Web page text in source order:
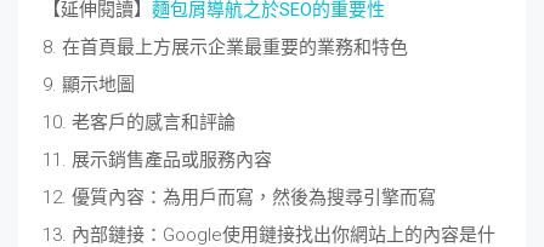
【延伸閱讀】 麵包屑導航之於SEO的重要性
8. 在首頁最上方展示企業最重要的業務和特色
9. 顯示地圖
10. 老客戶的感言和評論
11. 展示銷售產品或服務內容
12. 優質內容：為用戶而寫，然後為搜尋引擎而寫
13. 內部鏈接：Google使用鏈接找出你網站上的內容是什